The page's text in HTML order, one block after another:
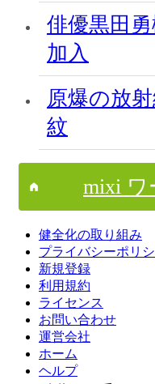
俳優黒田
加入
原爆の放
紋
mixi ワ
健全化の取り組み
プライバシーポリ
新規登録
利用規約
ライセンス
お問い合わせ
運営会社
ホーム
ヘルプ